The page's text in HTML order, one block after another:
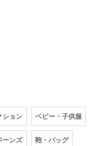
ション ベビー・子供服
ーンズ 鞄・バッグ